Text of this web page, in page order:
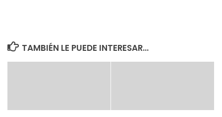
TAMBIÉN LE PUEDE INTERESAR...